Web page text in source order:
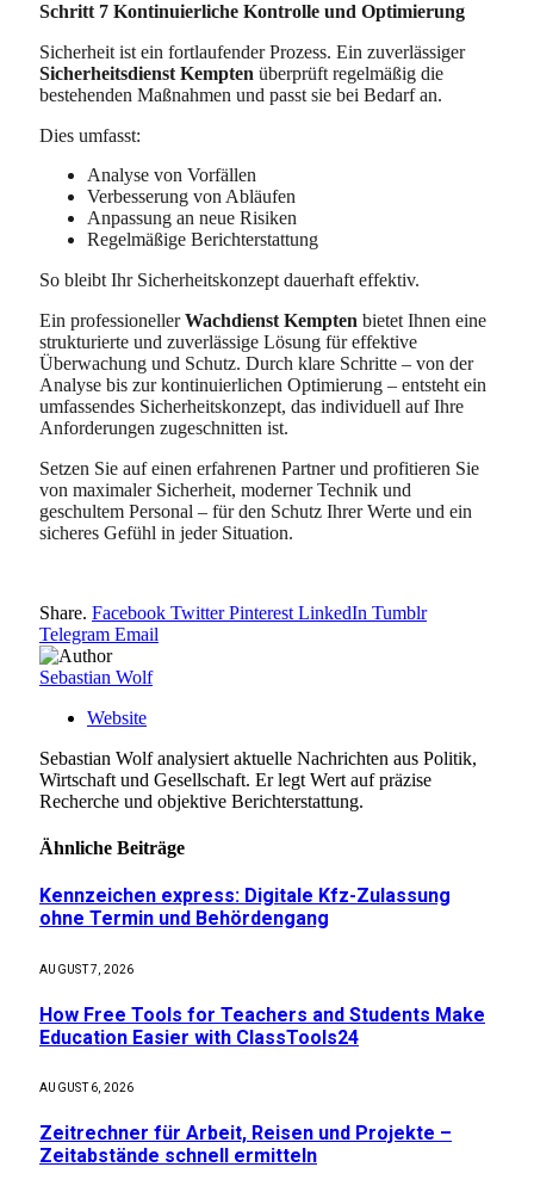
Schritt 7 Kontinuierliche Kontrolle und Optimierung
Sicherheit ist ein fortlaufender Prozess. Ein zuverlässiger
Sicherheitsdienst Kempten überprüft regelmäßig die
bestehenden Maßnahmen und passt sie bei Bedarf an.
Dies umfasst:
Analyse von Vorfällen
Verbesserung von Abläufen
Anpassung an neue Risiken
Regelmäßige Berichterstattung
So bleibt Ihr Sicherheitskonzept dauerhaft effektiv.
Ein professionellerWachdienst Kempten bietet Ihnen eine
strukturierte und zuverlässige Lösung für effektive
Überwachung und Schutz. Durch klare Schritte – von der
Analyse bis zur kontinuierlichen Optimierung – entsteht ein
umfassendes Sicherheitskonzept, das individuell auf Ihre
Anforderungen zugeschnitten ist.
Setzen Sie auf einen erfahrenen Partner und profitieren Sie
von maximaler Sicherheit, moderner Technik und
geschultem Personal – für den Schutz Ihrer Werte und ein
sicheres Gefühl in jeder Situation.
Share. Facebook Twitter Pinterest LinkedIn Tumblr
Telegram Email
Sebastian Wolf
Website
Sebastian Wolf analysiert aktuelle Nachrichten aus Politik,
Wirtschaft und Gesellschaft. Er legt Wert auf präzise
Recherche und objektive Berichterstattung.
Ähnliche Beiträge
Kennzeichen express: Digitale Kfz-Zulassung
ohne Termin und Behördengang
AUGUST 7, 2026
How Free Tools for Teachers and Students Make
Education Easier with ClassTools24
AUGUST 6, 2026
Zeitrechner für Arbeit, Reisen und Projekte –
Zeitabstände schnell ermitteln